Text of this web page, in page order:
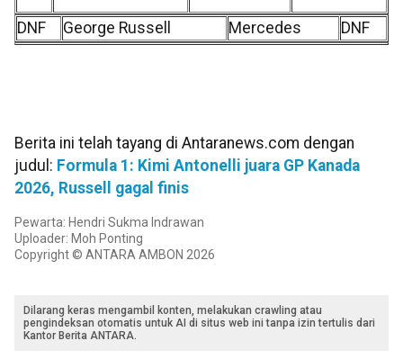
DNF George Russell Mercedes DNF
Berita ini telah tayang di Antaranews.com dengan
judul: Formula 1: Kimi Antonelli juara GP Kanada
2026, Russell gagal finis
Pewarta: Hendri Sukma Indrawan
Uploader: Moh Ponting
Copyright © ANTARA AMBON 2026
Dilarang keras mengambil konten, melakukan crawling atau
pengindeksan otomatis untuk AI di situs web ini tanpa izin tertulis dari
Kantor Berita ANTARA.